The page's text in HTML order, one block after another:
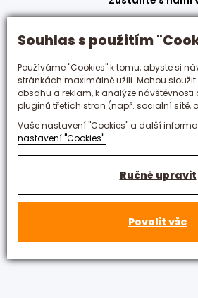
Souhlas s použitím
Používáme "Cookies" k tomu, abyste si
stránkách maximálně užili. Mohou
obsahu a reklam, k analýze návštěvnosti
pluginů třetích stran (např. socialní sítě,
Vaše nastavení "Cookies" a další
nastavení "Cookies".
Ručně upravit
Povolit vše
+420 495 592
Československé
500 03 Hradec